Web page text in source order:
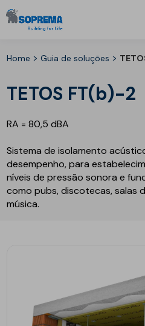
Home >Guia de soluções >
TETOS FT(b)-2
RA = 80,5 dBA
Sistema de isolamento
desempenho, para
níveis de pressão sonora e
como pubs, discotecas, salas
música.